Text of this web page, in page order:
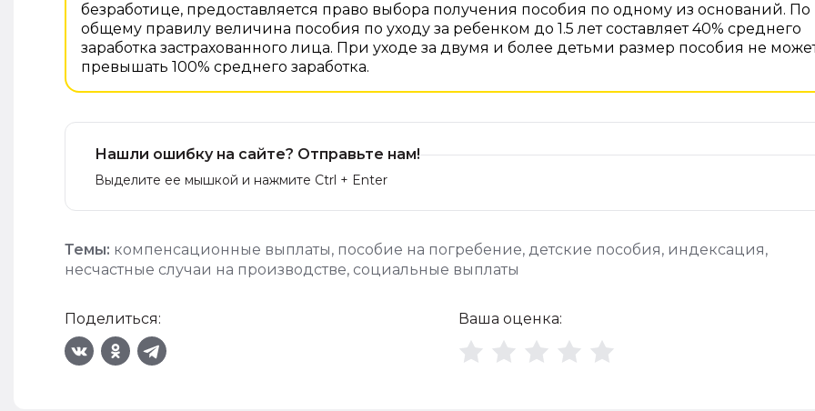
безработице, предоставляется право выбора получения пособия по одному из оснований. По
общему правилу величина пособия по уходу за ребенком до 1.5 лет составляет 40% среднего
заработка застрахованного лица. При уходе за двумя и более детьми размер пособия не
превышать 100% среднего заработка.
Нашли ошибку на сайте? Отправьте нам!
Выделите ее мышкой и нажмите Ctrl + Enter
Темы: компенсационные выплаты, пособие на погребение, детские пособия, индексация,
несчастные случаи на производстве, социальные выплаты
Поделиться: Ваша оценка: